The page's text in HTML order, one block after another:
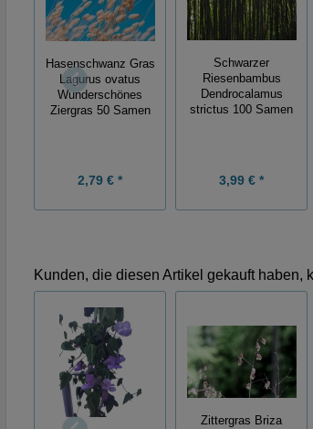
Hasenschwanz Gras
Lagurus ovatus
Wunderschönes
Ziergras 50 Samen
2,79 € *
Schwarzer
Riesenbambus
Dendrocalamus
strictus 100 Samen
3,99 € *
Kunden, die diesen Artikel gekauft haben,
Zittergras Briza